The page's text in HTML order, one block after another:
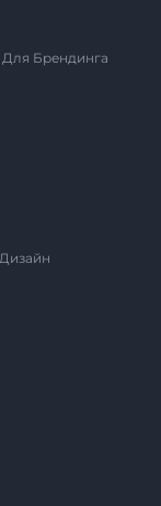
Брендинга